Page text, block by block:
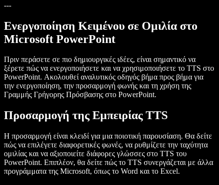
---
Ενεργοποίηση Κειμένου σε Ομιλία στο
Microsoft PowerPoint
Πριν περάσετε σε πιο δημιουργικές ιδέες, είναι σημαντικό να
ξέρετε πώς να ενεργοποιήσετε και να χρησιμοποιήσετε το TTS στο
PowerPoint. Ακολουθεί αναλυτικός οδηγός βήμα προς βήμα για
την ενεργοποίηση, την προσαρμογή φωνής και τη χρήση της
Γραμμής Γρήγορης Πρόσβασης στο PowerPoint.
Προσαρμογή της Εμπειρίας TTS
Η προσαρμογή είναι κλειδί για μια ποιοτική παρουσίαση. Θα δείτε
πώς να επιλέγετε διαφορετικές φωνές, να ρυθμίζετε την ταχύτητα
ομιλίας και να αξιοποιείτε διάφορες γλώσσες στο TTS του
PowerPoint. Επιπλέον, θα δείτε πώς το TTS συνεργάζεται με άλλα
προγράμματα της Microsoft, όπως το Word και το Excel.